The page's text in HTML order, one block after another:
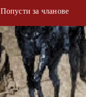
Попусти за чланове